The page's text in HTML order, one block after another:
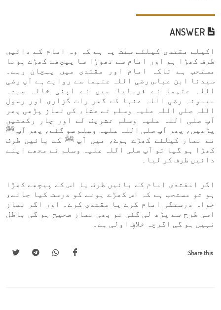
اکیلے مقتدی کیلئے سنت یہ ہے کہ وہ امام کے دائیں
طرف کھڑا ہو اور امام سے تھوڑا سا پیچھے کھڑے ہونا
مستحب ہے تاکہ امام اور مقتدی میں پہچان رہے۔
سیدنا ابن عباس رضی اللہ عنہما سے روایت ہے آپ رضی
اللہ عنہما نے فرمایا: میں نے اپنی خالہ سیدہ
میمونہ رضی اللہ عنہا کے گھر رات گزاری اور رسول
اللہ صلی اللہ علیہ وسلم نے عشاء کی نماز پڑھی پھر
آپ صلی اللہ علیہ وسلم تشریف لے اور چار رکعتیں
پڑھیں، پھر آپ صلی اللہ علیہ وسلم سو گئے، پھر آپ ﷺ
نے نماز کیلئے کھڑے ہوۓ، میں آپ ﷺ کے بائیں طرف
کھڑا ہو گیا تو آپ صلی اللہ علیہ وسلم نے مجھے اپنے
دائیں طرف کر لیا۔
اگر امقتدی امام کے بائیں طرف یا اس کے پیچھے کھڑا
ہو تو مستحب ہے کہ اس کھڑے ہونے کو درست کیا جائے،
خواہ درستگی امام کرے یا مقتدی کرے۔ اور اگر نماز
اسی طرح سے پڑھ لی گئی تو بھی نماز صحیح ہو گی باطل
نہیں ہو گی اگرچہ خلافِ اولی ہے۔
Share this: